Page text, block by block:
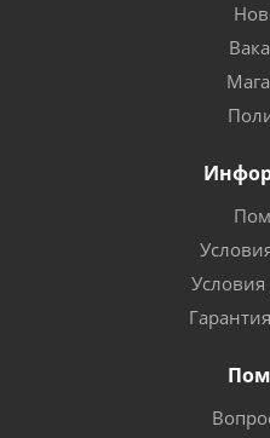
Условия